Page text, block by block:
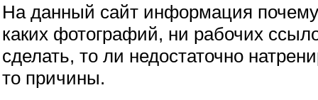
На данный сайт информация
каких фотографий, ни рабочих
сделать, то ли недостаточно
то причины.